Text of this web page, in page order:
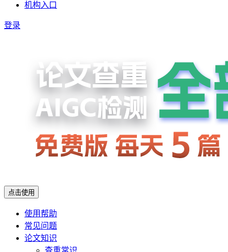
机构入口
登录
点击使用
使用帮助
常见问题
论文知识
查重常识